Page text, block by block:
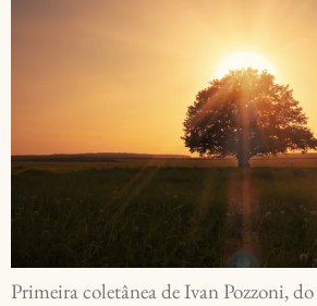
Primeira coletânea de Ivan Pozzoni, do